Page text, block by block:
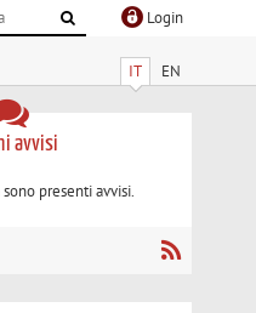
Login
IT EN
avvisi
presenti avvisi.